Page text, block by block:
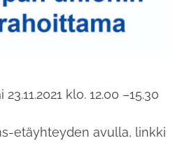
klo. 12.00 –15.30
etäyhteyden avulla, linkki